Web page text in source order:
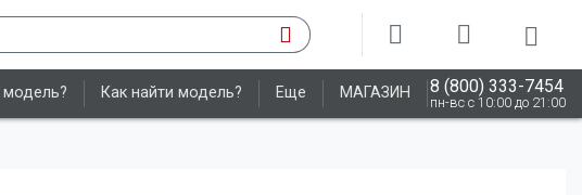
модель? Как найти модель? Еще МАГАЗИН 8 (800) 333-7454
пн-вс с 10:00 до 21:00